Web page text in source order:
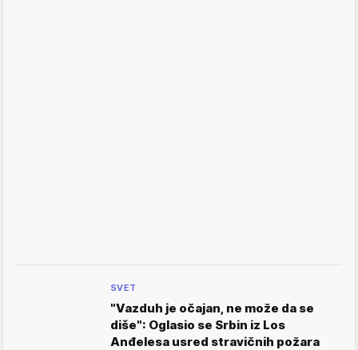
SVET
"Vazduh je očajan, ne može da se
diše": Oglasio se Srbin iz Los
Anđelesa usred stravičnih požara